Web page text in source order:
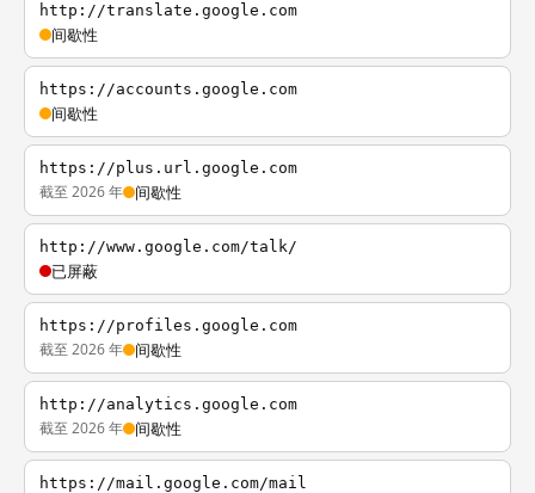
http://translate.google.com
间歇性
https://accounts.google.com
间歇性
https://plus.url.google.com
截至 2026 年 间歇性
http://www.google.com/talk/
已屏蔽
https://profiles.google.com
截至 2026 年 间歇性
http://analytics.google.com
截至 2026 年 间歇性
https://mail.google.com/mail